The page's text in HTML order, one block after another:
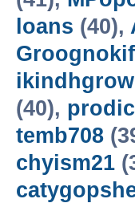
loans (40),
(40),
temb708
chyism21